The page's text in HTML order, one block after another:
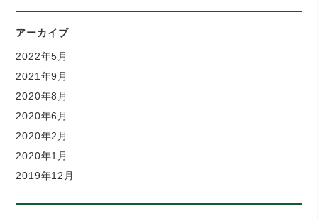
アーカイブ
2022年5月
2021年9月
2020年8月
2020年6月
2020年2月
2020年1月
2019年12月